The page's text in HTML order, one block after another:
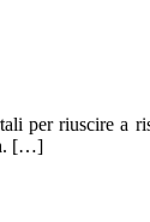
per riuscire a
[…]